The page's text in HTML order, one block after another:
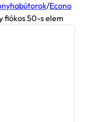
/Econo
fiókos 50-s elem